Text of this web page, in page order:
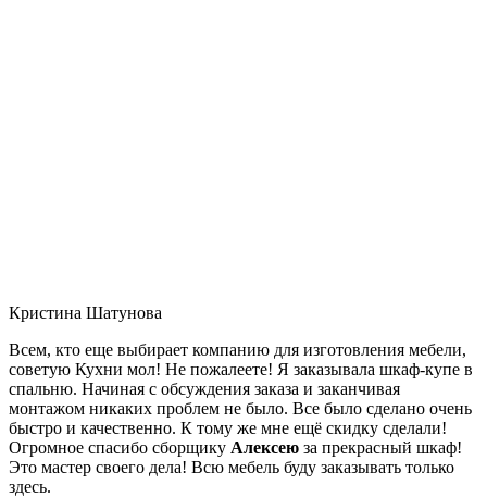
Кристина Шатунова
Всем, кто еще выбирает компанию для изготовления мебели,
советую Кухни мол! Не пожалеете! Я заказывала шкаф-купе в
спальню. Начиная с обсуждения заказа и заканчивая
монтажом никаких проблем не было. Все было сделано очень
быстро и качественно. К тому же мне ещё скидку сделали!
Огромное спасибо сборщику Алексею за прекрасный шкаф!
Это мастер своего дела! Всю мебель буду заказывать только
здесь.